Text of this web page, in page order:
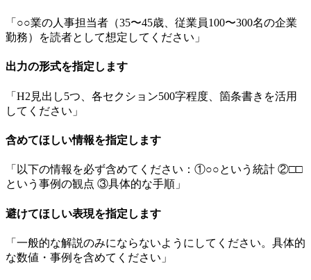
「○○業の人事担当者（35〜45歳、従業員100〜300名の企業
勤務）を読者として想定してください」
出力の形式を指定します
「H2見出し5つ、各セクション500字程度、箇条書きを活用
してください」
含めてほしい情報を指定します
「以下の情報を必ず含めてください：①○○という統計 ②□□
という事例の観点 ③具体的な手順」
避けてほしい表現を指定します
「一般的な解説のみにならないようにしてください。具体的
な数値・事例を含めてください」